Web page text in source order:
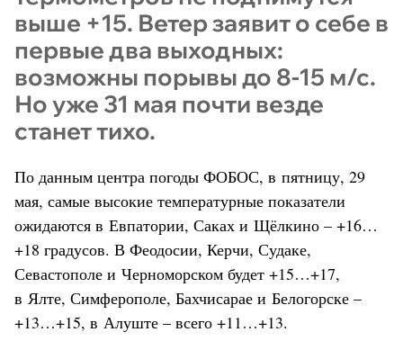
выше +15. Ветер заявит о себе в
первые два выходных:
возможны порывы до 8-15 м/с.
Но уже 31 мая почти везде
станет тихо.
По данным центра погоды ФОБОС, в пятницу, 29
мая, самые высокие температурные показатели
ожидаются в Евпатории, Саках и Щёлкино – +16…
+18 градусов. В Феодосии, Керчи, Судаке,
Севастополе и Черноморском будет +15…+17,
в Ялте, Симферополе, Бахчисарае и Белогорске –
+13…+15, в Алуште – всего +11…+13.